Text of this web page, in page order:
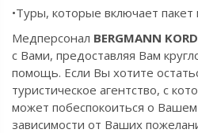
•Туры, которые включает
Медперсонал BERGMANN KORD
с Вами, предоставляя Вам
помощь. Если Вы хотите
туристическое агентство, с
может побеспокоиться о
зависимости от Ваших